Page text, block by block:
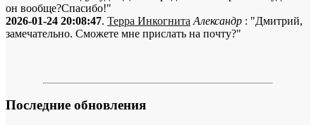
он вообще?Спасибо!"
2026-01-24 20:08:47. Терра Инкогнита Александр : "Дмитрий,
замечательно. Сможете мне прислать на почту?"
Последние обновления